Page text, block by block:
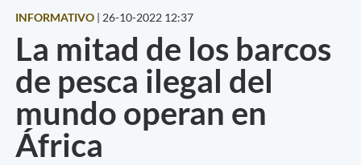
INFORMATIVO | 26-10-2022 12:37
La mitad de los barcos
de pesca ilegal del
mundo operan en
África